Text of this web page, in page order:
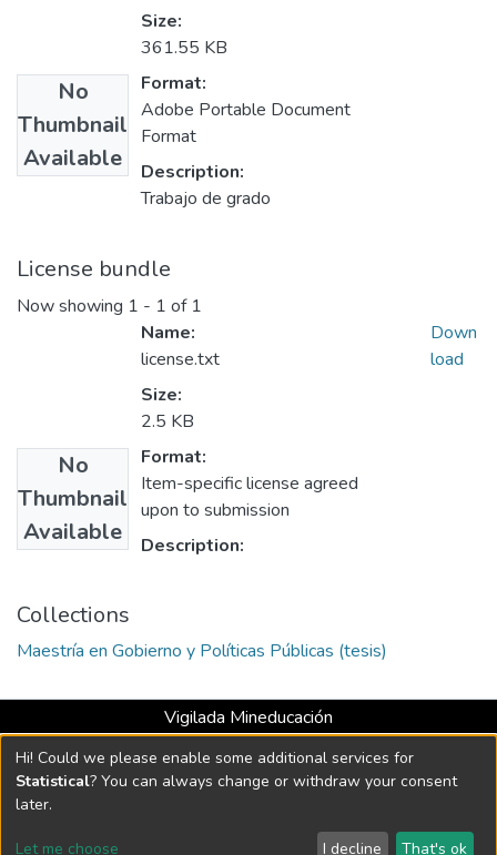
No
Thumbnail
Available
Size:
361.55 KB
Format:
Adobe Portable Document
Format
Description:
Trabajo de grado
License bundle
Now showing 1 - 1 of 1
No
Thumbnail
Available
Name:
license.txt
Size:
2.5 KB
Format:
Item-specific license agreed
upon to submission
Description:
Down
load
Collections
Maestría en Gobierno y Políticas Públicas (tesis)
Vigilada Mineducación
Universidad con Acreditación Institucional hasta 2026 -
Resolución MEN 2158 de 2018
DSpace software copyright © 2002-2026 LYRASIS
Hi! Could we please enable some additional services for
Statistical? You can always change or withdraw your consent
later.
Let me choose I decline That's ok